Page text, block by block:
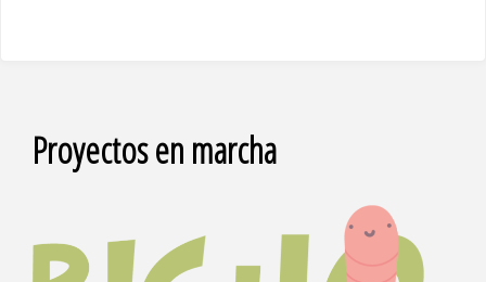
Proyectos en marcha